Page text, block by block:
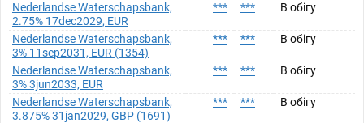
Nederlandse Waterschapsbank,
2.75% 17dec2029, EUR
*** *** В обігу
Nederlandse Waterschapsbank,
3% 11sep2031, EUR (1354)
*** *** В обігу
Nederlandse Waterschapsbank,
3% 3jun2033, EUR
*** *** В обігу
Nederlandse Waterschapsbank,
3.875% 31jan2029, GBP (1691)
*** *** В обігу